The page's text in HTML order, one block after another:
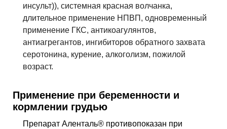
инсульт)), системная красная волчанка,
длительное применение НПВП, одновременный
применение ГКС, антикоагулянтов,
антиагрегантов, ингибиторов обратного захвата
серотонина, курение, алкоголизм, пожилой
возраст.
Применение при беременности и
кормлении грудью
Препарат Аленталь® противопоказан при